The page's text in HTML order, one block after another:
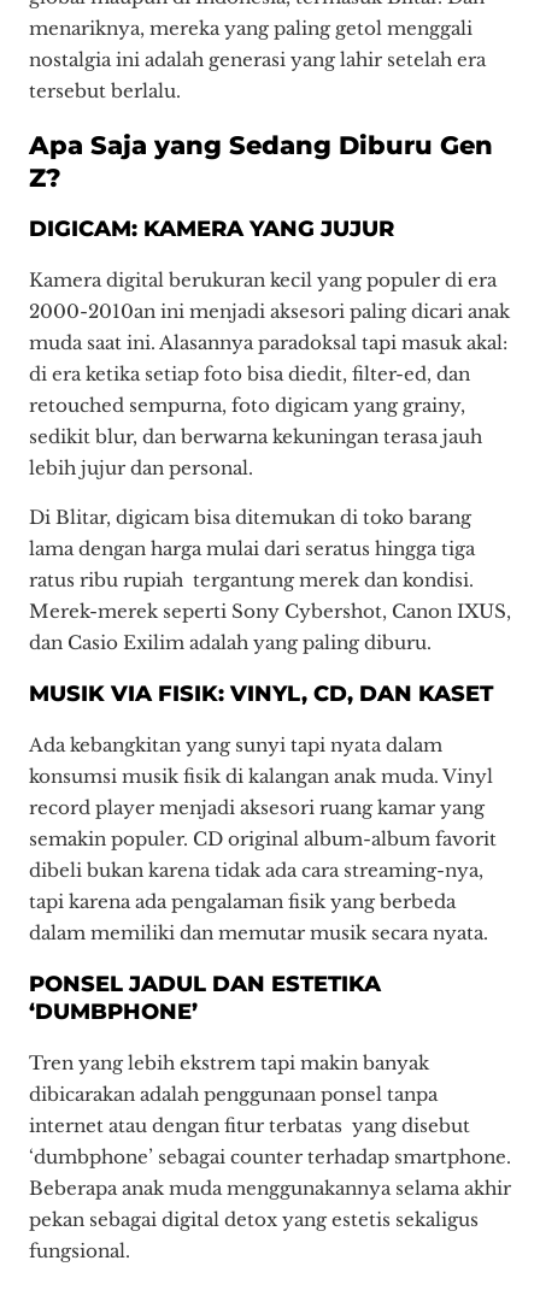
menariknya, mereka yang paling getol menggali
nostalgia ini adalah generasi yang lahir setelah era
tersebut berlalu.
Apa Saja yang Sedang Diburu Gen
Z?
DIGICAM: KAMERA YANG JUJUR
Kamera digital berukuran kecil yang populer di era
2000-2010an ini menjadi aksesori paling dicari anak
muda saat ini. Alasannya paradoksal tapi masuk akal:
di era ketika setiap foto bisa diedit, filter-ed, dan
retouched sempurna, foto digicam yang grainy,
sedikit blur, dan berwarna kekuningan terasa jauh
lebih jujur dan personal.
Di Blitar, digicam bisa ditemukan di toko barang
lama dengan harga mulai dari seratus hingga tiga
ratus ribu rupiah tergantung merek dan kondisi.
Merek-merek seperti Sony Cybershot, Canon IXUS,
dan Casio Exilim adalah yang paling diburu.
MUSIK VIA FISIK: VINYL, CD, DAN KASET
Ada kebangkitan yang sunyi tapi nyata dalam
konsumsi musik fisik di kalangan anak muda. Vinyl
record player menjadi aksesori ruang kamar yang
semakin populer. CD original album-album favorit
dibeli bukan karena tidak ada cara streaming-nya,
tapi karena ada pengalaman fisik yang berbeda
dalam memiliki dan memutar musik secara nyata.
PONSEL JADUL DAN ESTETIKA
‘DUMBPHONE’
Tren yang lebih ekstrem tapi makin banyak
dibicarakan adalah penggunaan ponsel tanpa
internet atau dengan fitur terbatas yang disebut
‘dumbphone’ sebagai counter terhadap smartphone.
Beberapa anak muda menggunakannya selama akhir
pekan sebagai digital detox yang estetis sekaligus
fungsional.